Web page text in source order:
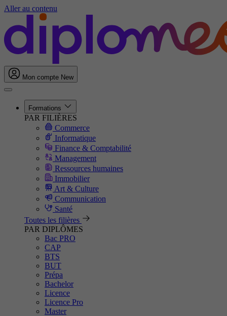
Aller au contenu
Mon compte New
Formations
PAR FILIÈRES
Commerce
Informatique
Finance & Comptabilité
Management
Ressources humaines
Immobilier
Art & Culture
Communication
Santé
Toutes les filières
PAR DIPLÔMES
Bac PRO
CAP
BTS
BUT
Prépa
Bachelor
Licence
Licence Pro
Master